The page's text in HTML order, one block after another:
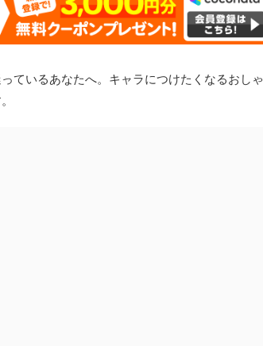
ているあなたへ。キャラにつけたくなるおしゃ